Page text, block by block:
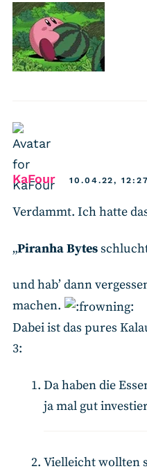
KaFoursays:10.04.22, 12:27
Verdammt. Ich hatte
„Piranha Bytes
und hab’ dann
machen.
Dabei ist das pures
3:
Da haben die
ja mal gut
Vielleicht wollten